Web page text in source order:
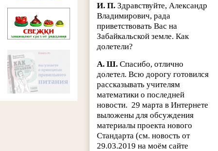
И. П. Здравствуйте, Александр
Владимирович, рада
приветствовать Вас на
Забайкальской земле. Как
долетели?
А. Ш. Спасибо, отлично
долетел. Всю дорогу готовился
рассказывать учителям
математики о последней
новости. 29 марта в Интернете
выложены для обсуждения
материалы проекта нового
Стандарта (см. новость от
29.03.2019 на моём сайте